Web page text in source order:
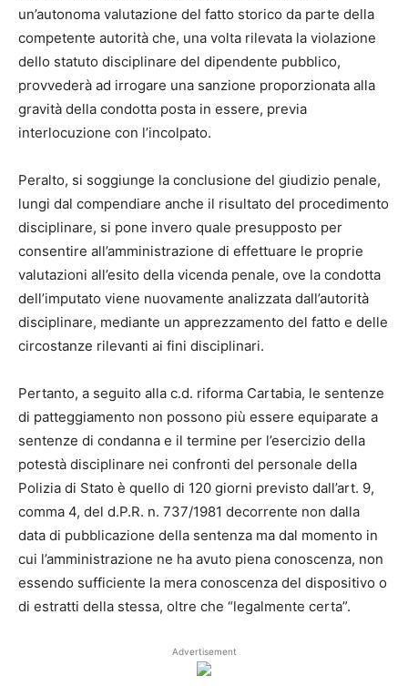
un’autonoma valutazione del fatto storico da parte della
competente autorità che, una volta rilevata la violazione
dello statuto disciplinare del dipendente pubblico,
provvederà ad irrogare una sanzione proporzionata alla
gravità della condotta posta in essere, previa
interlocuzione con l’incolpato.
Peralto, si soggiunge la conclusione del giudizio penale,
lungi dal compendiare anche il risultato del procedimento
disciplinare, si pone invero quale presupposto per
consentire all’amministrazione di effettuare le proprie
valutazioni all’esito della vicenda penale, ove la condotta
dell’imputato viene nuovamente analizzata dall’autorità
disciplinare, mediante un apprezzamento del fatto e delle
circostanze rilevanti ai fini disciplinari.
Pertanto, a seguito alla c.d. riforma Cartabia, le sentenze
di patteggiamento non possono più essere equiparate a
sentenze di condanna e il termine per l’esercizio della
potestà disciplinare nei confronti del personale della
Polizia di Stato è quello di 120 giorni previsto dall’art. 9,
comma 4, del d.P.R. n. 737/1981 decorrente non dalla
data di pubblicazione della sentenza ma dal momento in
cui l’amministrazione ne ha avuto piena conoscenza, non
essendo sufficiente la mera conoscenza del dispositivo o
di estratti della stessa, oltre che “legalmente certa”.
Advertisement